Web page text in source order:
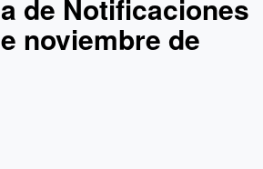
de Notificaciones
noviembre de